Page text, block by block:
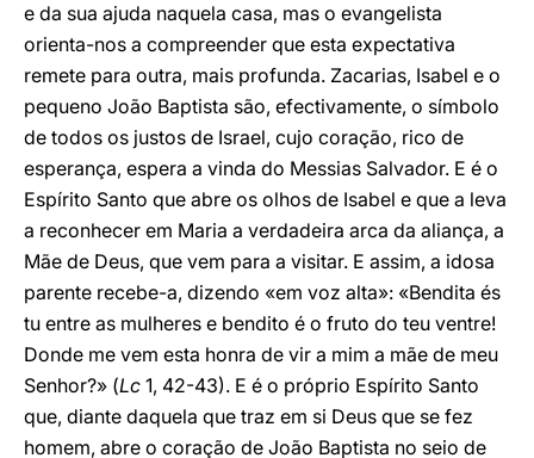
e da sua ajuda naquela casa, mas o evangelista
orienta-nos a compreender que esta expectativa
remete para outra, mais profunda. Zacarias, Isabel e o
pequeno João Baptista são, efectivamente, o símbolo
de todos os justos de Israel, cujo coração, rico de
esperança, espera a vinda do Messias Salvador. E é o
Espírito Santo que abre os olhos de Isabel e que a leva
a reconhecer em Maria a verdadeira arca da aliança, a
Mãe de Deus, que vem para a visitar. E assim, a idosa
parente recebe-a, dizendo «em voz alta»: «Bendita és
tu entre as mulheres e bendito é o fruto do teu ventre!
Donde me vem esta honra de vir a mim a mãe de meu
Senhor?» (Lc 1, 42-43). E é o próprio Espírito Santo
que, diante daquela que traz em si Deus que se fez
homem, abre o coração de João Baptista no seio de